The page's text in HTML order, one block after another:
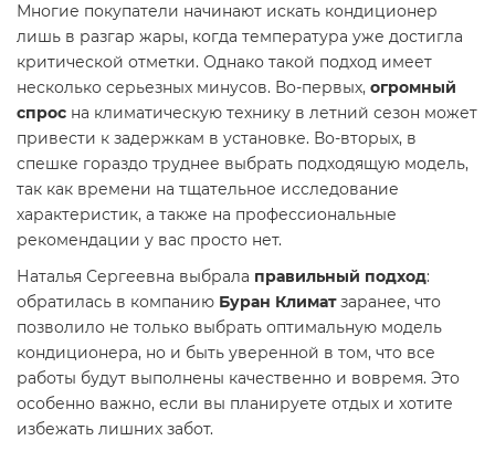
Многие покупатели начинают искать кондиционер
лишь в разгар жары, когда температура уже достигла
критической отметки. Однако такой подход имеет
несколько серьезных минусов. Во-первых, огромный
спрос на климатическую технику в летний сезон может
привести к задержкам в установке. Во-вторых, в
спешке гораздо труднее выбрать подходящую модель,
так как времени на тщательное исследование
характеристик, а также на профессиональные
рекомендации у вас просто нет.
Наталья Сергеевна выбрала правильный подход:
обратилась в компанию Буран Климатзаранее, что
позволило не только выбрать оптимальную модель
кондиционера, но и быть уверенной в том, что все
работы будут выполнены качественно и вовремя. Это
особенно важно, если вы планируете отдых и хотите
избежать лишних забот.